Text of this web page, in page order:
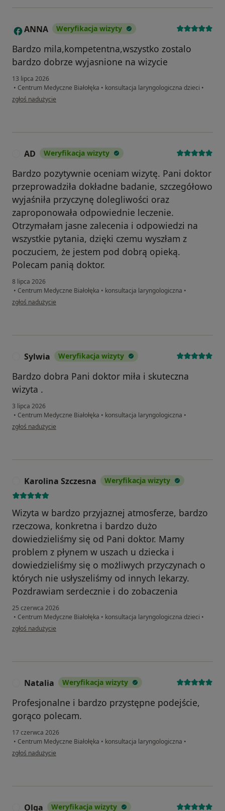
A ANNA Weryfikacja wizyty
Bardzo mila,kompetentna,wszystko zostalo
bardzo dobrze wyjasnione na wizycie
13 lipca 2026
• Centrum Medyczne Białołęka • konsultacja laryngologiczna dzieci •
w opinii użytkownika ANNA
zgłoś nadużycie
AD Weryfikacja wizyty
Bardzo pozytywnie oceniam wizytę. Pani doktor
przeprowadziła dokładne badanie, szczegółowo
wyjaśniła przyczynę dolegliwości oraz
zaproponowała odpowiednie leczenie.
Otrzymałam jasne zalecenia i odpowiedzi na
wszystkie pytania, dzięki czemu wyszłam z
poczuciem, że jestem pod dobrą opieką.
Polecam panią doktor.
8 lipca 2026
• Centrum Medyczne Białołęka • konsultacja laryngologiczna •
w opinii użytkownika AD
zgłoś nadużycie
Sylwia Weryfikacja wizyty
Bardzo dobra Pani doktor miła i skuteczna
wizyta .
3 lipca 2026
• Centrum Medyczne Białołęka • konsultacja laryngologiczna •
w opinii użytkownika Sylwia
zgłoś nadużycie
Karolina Szczesna Weryfikacja wizyty
Wizyta w bardzo przyjaznej atmosferze, bardzo
rzeczowa, konkretna i bardzo dużo
dowiedzieliśmy się od Pani doktor. Mamy
problem z płynem w uszach u dziecka i
dowiedzieliśmy się o możliwych przyczynach o
których nie usłyszeliśmy od innych lekarzy.
Pozdrawiam serdecznie i do zobaczenia
25 czerwca 2026
• Centrum Medyczne Białołęka • konsultacja laryngologiczna dzieci •
w opinii użytkownika Karolina Szczesna
zgłoś nadużycie
Natalia Weryfikacja wizyty
Profesjonalne i bardzo przystępne podejście,
gorąco polecam.
17 czerwca 2026
• Centrum Medyczne Białołęka • konsultacja laryngologiczna •
w opinii użytkownika Natalia
zgłoś nadużycie
Olga Weryfikacja wizyty